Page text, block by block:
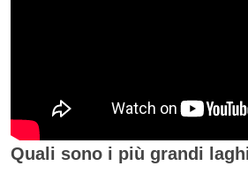
Quali sono i più grandi